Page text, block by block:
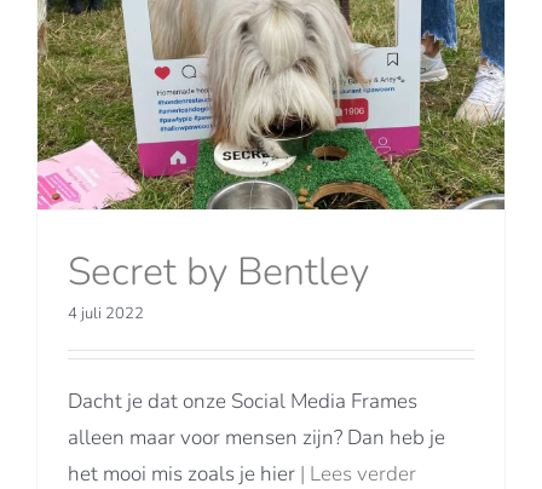
Secret by Bentley
4 juli 2022
Dacht je dat onze Social Media Frames
alleen maar voor mensen zijn? Dan heb je
het mooi mis zoals je hier | Lees verder